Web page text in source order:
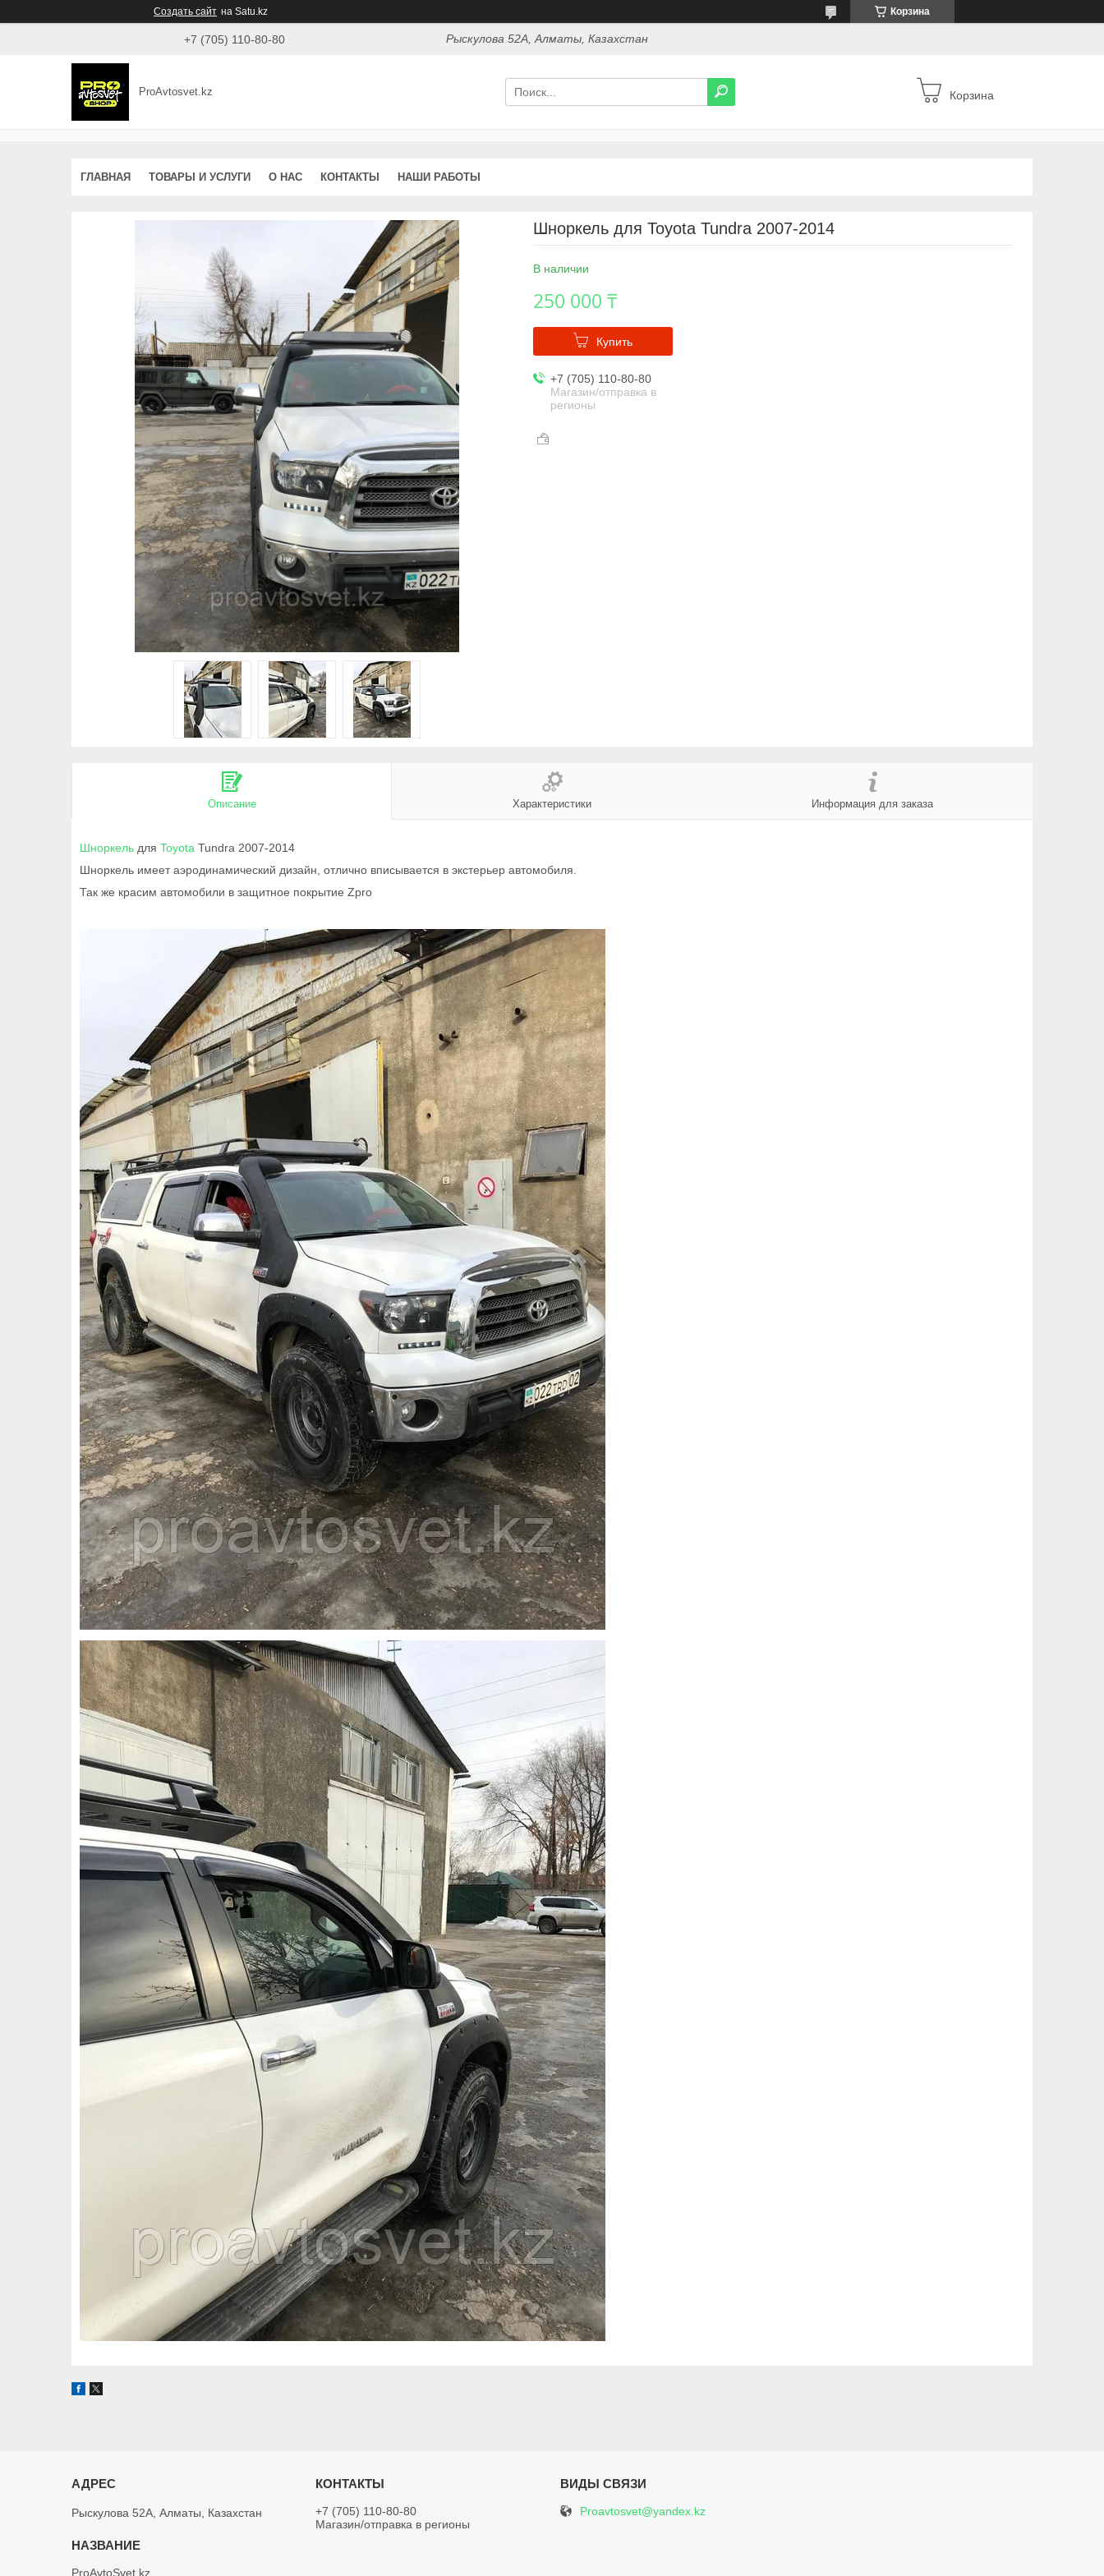
Создать сайт на Satu.kz Корзина
+7 (705) 110-80-80 Рыскулова 52А, Алматы, Казахстан
ProAvtosvet.kz Корзина
ГЛАВНАЯ ТОВАРЫ И УСЛУГИ О НАС КОНТАКТЫ НАШИ РАБОТЫ
Шноркель для Toyota Tundra 2007-2014
В наличии
250 000 ₸
Купить
+7 (705) 110-80-80
Магазин/отправка в
регионы
Описание Характеристики Информация для заказа
Шноркель для Toyota Tundra 2007-2014
Шноркель имеет аэродинамический дизайн, отлично вписывается в экстерьер автомобиля.
Так же красим автомобили в защитное покрытие Zpro
Рыскулова 52А, Алматы, Казахстан
ProAvtoSvet.kz
+7 (705) 110-80-80
Магазин/отправка в регионы
Proavtosvet@yandex.kz